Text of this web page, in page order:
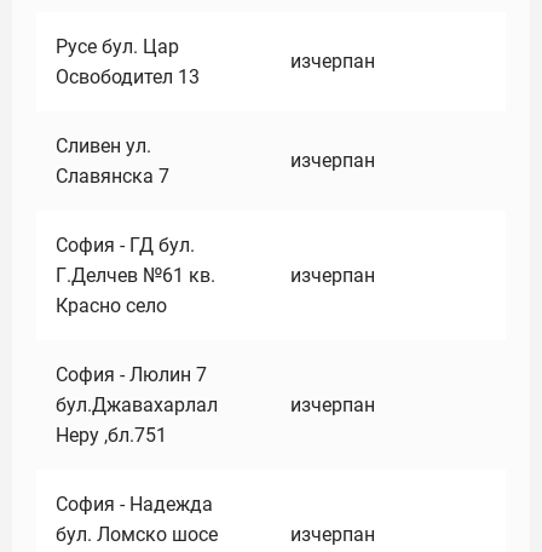
Русе бул. Цар
Освободител 13
изчерпан
Сливен ул.
Славянска 7
изчерпан
София - ГД бул.
Г.Делчев №61 кв.
Красно село
изчерпан
София - Люлин 7
бул.Джавахарлал
Неру ,бл.751
изчерпан
София - Надежда
бул. Ломско шосе
изчерпан